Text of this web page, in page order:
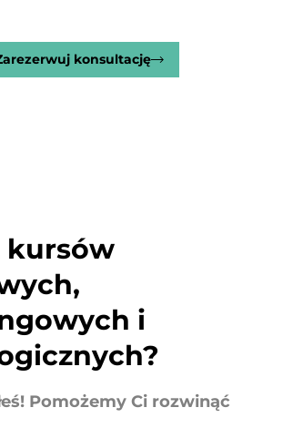
konsultację
kursów
i
Pomożemy Ci rozwinąć